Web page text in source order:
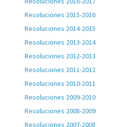
Resoluciones 2015-2016
Resoluciones 2014-2015
Resoluciones 2013-2014
Resoluciones 2012-2013
Resoluciones 2011-2012
Resoluciones 2010-2011
Resoluciones 2009-2010
Resoluciones 2008-2009
Resoluciones 2007-2008